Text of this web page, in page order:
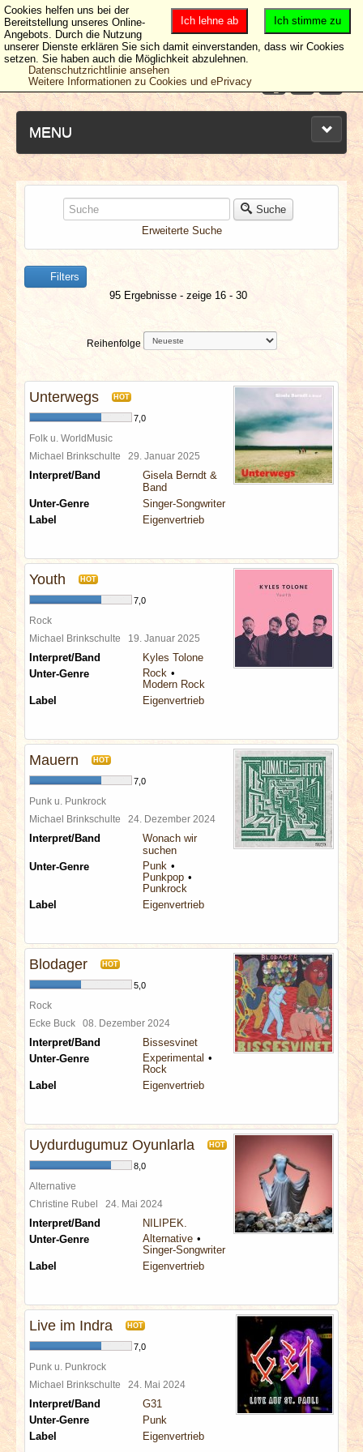
MENU
NEUESTE ARTIKEL
NEWS & DATES
BERICHTE
SPECIALS
REDAKTION
LINKS
Suche
Erweiterte Suche
Filters
95 Ergebnisse - zeige 16 - 30
Reihenfolge
Unterwegs HOT
7,0
Folk u. WorldMusic
Michael Brinkschulte 29. Januar 2025
Interpret/Band
Gisela Berndt &
Band
Unter-Genre
Singer-Songwriter
Label
Eigenvertrieb
Youth HOT
7,0
Rock
Michael Brinkschulte 19. Januar 2025
Interpret/Band
Kyles Tolone
Unter-Genre
Rock
Modern Rock
Label
Eigenvertrieb
Mauern HOT
7,0
Punk u. Punkrock
Michael Brinkschulte 24. Dezember 2024
Interpret/Band
Wonach wir
suchen
Unter-Genre
Punk
Punkpop
Punkrock
Label
Eigenvertrieb
Blodager HOT
5,0
Rock
Ecke Buck 08. Dezember 2024
Interpret/Band
Bissesvinet
Unter-Genre
Experimental
Rock
Label
Eigenvertrieb
Uydurdugumuz Oyunlarla HOT
8,0
Alternative
Christine Rubel 24. Mai 2024
Interpret/Band
NILIPEK.
Unter-Genre
Alternative
Singer-Songwriter
Label
Eigenvertrieb
Live im Indra HOT
7,0
Punk u. Punkrock
Michael Brinkschulte 24. Mai 2024
Interpret/Band
G31
Unter-Genre
Punk
Label
Eigenvertrieb
Ich stimme zu
Ich lehne ab
Cookies helfen uns bei der
Bereitstellung unseres Online-
Angebots. Durch die Nutzung
unserer Dienste erklären Sie sich damit einverstanden, dass wir Cookies
setzen. Sie haben auch die Möglichkeit abzulehnen.
Datenschutzrichtlinie ansehen
Weitere Informationen zu Cookies und ePrivacy